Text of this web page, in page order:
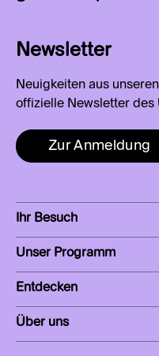
Newsletter
Neuigkeiten aus
offizielle Newsletter des
Zur Anmeldung
Ihr Besuch
Unser Programm
Entdecken
Über uns